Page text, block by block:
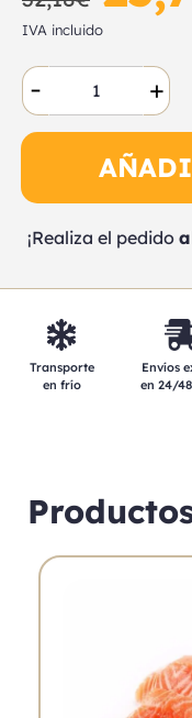
IVA incluido
- +
¡Realiza el pedido
Transporte
en frío
Envíos
en 24/